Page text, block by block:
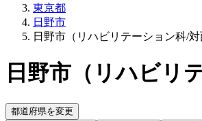
東京都
日野市
日野市（リハビリテーション科/
日野市 （ リハビリ
都道府県を変更